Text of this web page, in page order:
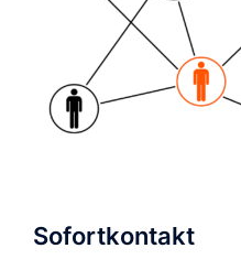
Sofortkontakt